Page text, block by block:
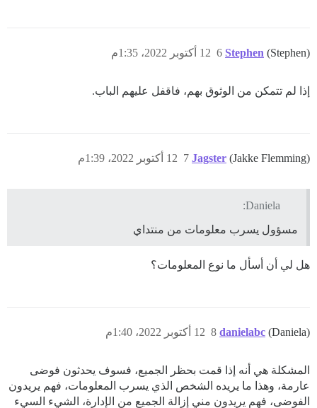
Stephen (Stephen) 12 أكتوبر 2022، 1:35م 6
إذا لم تتمكن من الوثوق بهم، فاقفل عليهم الباب.
Jagster (Jakke Flemming) 12 أكتوبر 2022، 1:39م 7
Daniela:
مسؤول يسرب معلومات من منتداي
هل لي أن أسأل ما نوع المعلومات؟
danielabc (Daniela) 12 أكتوبر 2022، 1:40م 8
المشكلة هي أنه إذا قمت بحظر الجميع، فسوف يحدثون فوضى
عارمة، وهذا ما يريده الشخص الذي يسرب المعلومات، فهم يريدون
الفوضى، فهم يريدون مني إزالة الجميع من الإدارة، الشيء السيء